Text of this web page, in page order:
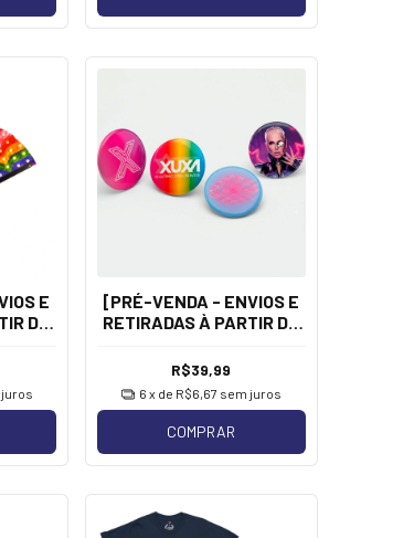
E
DE
[PRÉ-VENDA - ENVIOS E
RETIRADAS À PARTIR DE
de Bottons]
R$39,99
6 x de R$6,67 sem juros
COMPRAR